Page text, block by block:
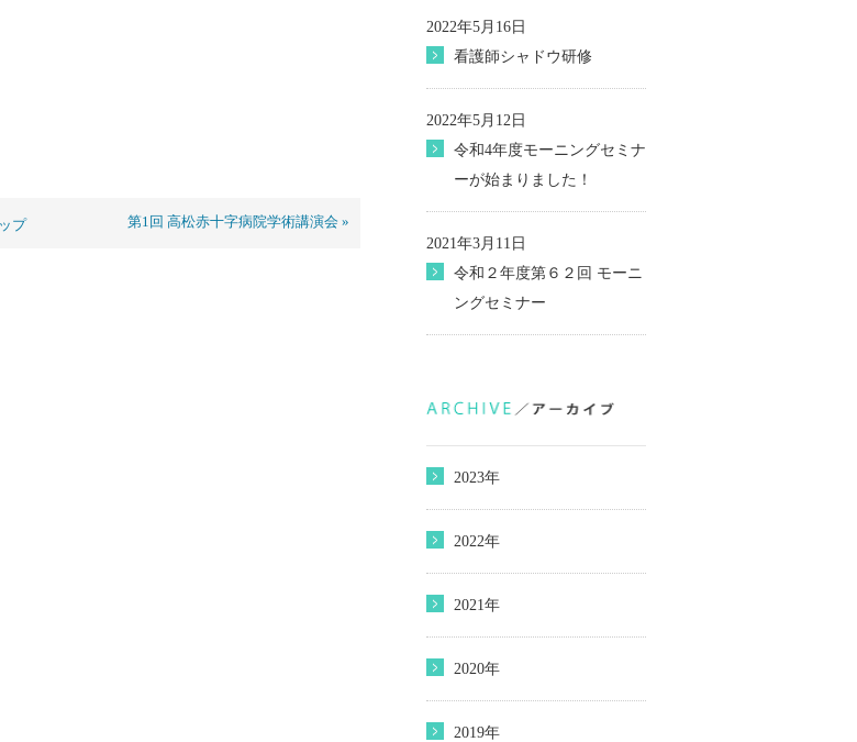
第1回 高松赤十字病院学術講演会 »
プ
2022年5月16日
看護師シャドウ研修
2022年5月12日
令和4年度モーニングセミナ
ーが始まりました！
2021年3月11日
令和２年度第６２回 モーニ
ングセミナー
2023年
2022年
2021年
2020年
2019年